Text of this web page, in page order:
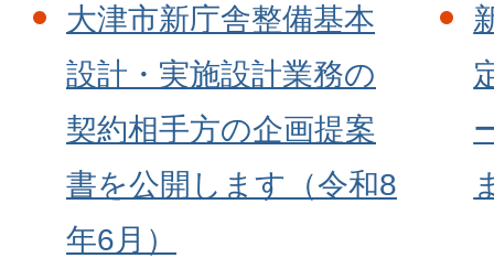
大津市新庁舎整備基本
設計・実施設計業務の
契約相手方の企画提案
書を公開します（令和8
年6月）